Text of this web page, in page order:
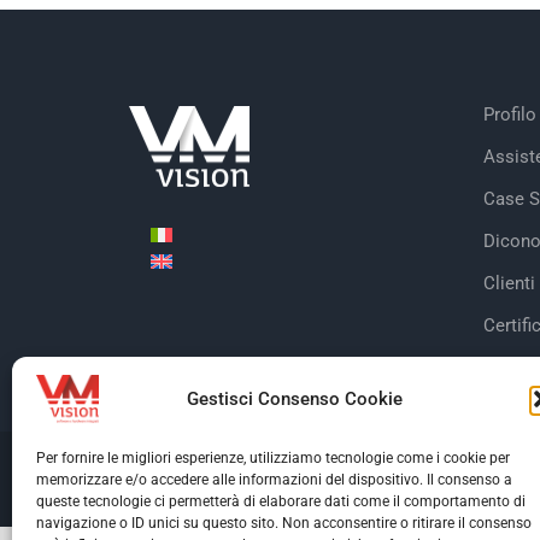
Gestisci Consenso Cookie
Per fornire le migliori esperienze, utilizziamo tecnologie come i cookie per
memorizzare e/o accedere alle informazioni del dispositivo. Il consenso a
queste tecnologie ci permetterà di elaborare dati come il comportamento di
navigazione o ID unici su questo sito. Non acconsentire o ritirare il consenso
Profilo
Case
Clienti
© Copyright 2026